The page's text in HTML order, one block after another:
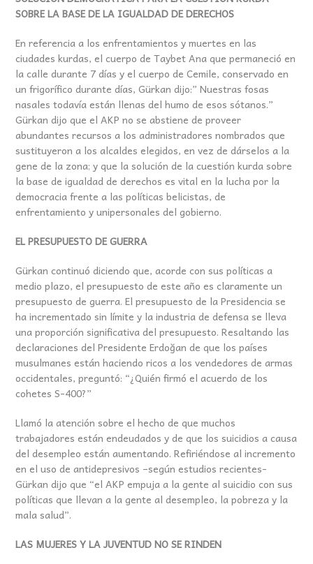
SOBRE LA BASE DE LA IGUALDAD DE DERECHOS
En referencia a los enfrentamientos y muertes en las
ciudades kurdas, el cuerpo de Taybet Ana que permaneció en
la calle durante 7 días y el cuerpo de Cemile, conservado en
un frigorífico durante días, Gürkan dijo:” Nuestras fosas
nasales todavía están llenas del humo de esos sótanos.”
Gürkan dijo que el AKP no se abstiene de proveer
abundantes recursos a los administradores nombrados que
sustituyeron a los alcaldes elegidos, en vez de dárselos a la
gene de la zona; y que la solución de la cuestión kurda sobre
la base de igualdad de derechos es vital en la lucha por la
democracia frente a las políticas belicistas, de
enfrentamiento y unipersonales del gobierno.
EL PRESUPUESTO DE GUERRA
Gürkan continuó diciendo que, acorde con sus políticas a
medio plazo, el presupuesto de este año es claramente un
presupuesto de guerra. El presupuesto de la Presidencia se
ha incrementado sin límite y la industria de defensa se lleva
una proporción significativa del presupuesto. Resaltando las
declaraciones del Presidente Erdoğan de que los países
musulmanes están haciendo ricos a los vendedores de armas
occidentales, preguntó: “¿Quién firmó el acuerdo de los
cohetes S-400?”
Llamó la atención sobre el hecho de que muchos
trabajadores están endeudados y de que los suicidios a causa
del desempleo están aumentando. Refiriéndose al incremento
en el uso de antidepresivos –según estudios recientes-
Gürkan dijo que “el AKP empuja a la gente al suicidio con sus
políticas que llevan a la gente al desempleo, la pobreza y la
mala salud”.
LAS MUJERES Y LA JUVENTUD NO SE RINDEN